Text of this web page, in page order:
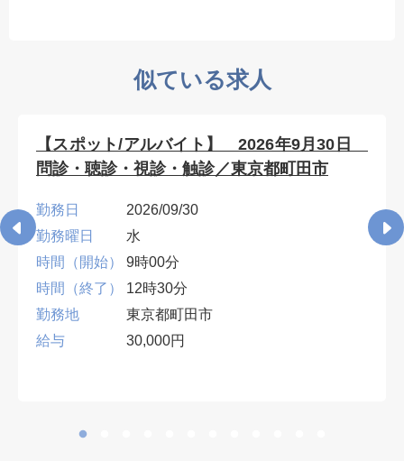
似ている求人
【スポット/アルバイト】 2026年9月30日
問診・聴診・視診・触診／東京都町田市
勤務日
2026/09/30
勤務曜日
水
時間（開始）
9時00分
時間（終了）
12時30分
勤務地
東京都町田市
給与
30,000円